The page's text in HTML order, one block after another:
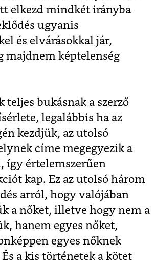
elkezd mindkét irányba
ugyanis
és elvárásokkal jár,
majdnem képtelenség
teljes bukásnak a szerző
legalábbis ha az
kezdjük, az utolsó
címe megegyezik a
így értelemszerűen
kap. Ez az utolsó három
arról, hogy valójában
a nőket, illetve hogy nem a
hanem egyes nőket,
egyes nőknek
a kis történetek a kötet